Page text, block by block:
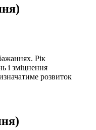
Рік
і зміцнення
розвиток